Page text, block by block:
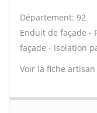
Département: 92
Enduit de façade -
façade - Isolation
Voir la fiche artisan